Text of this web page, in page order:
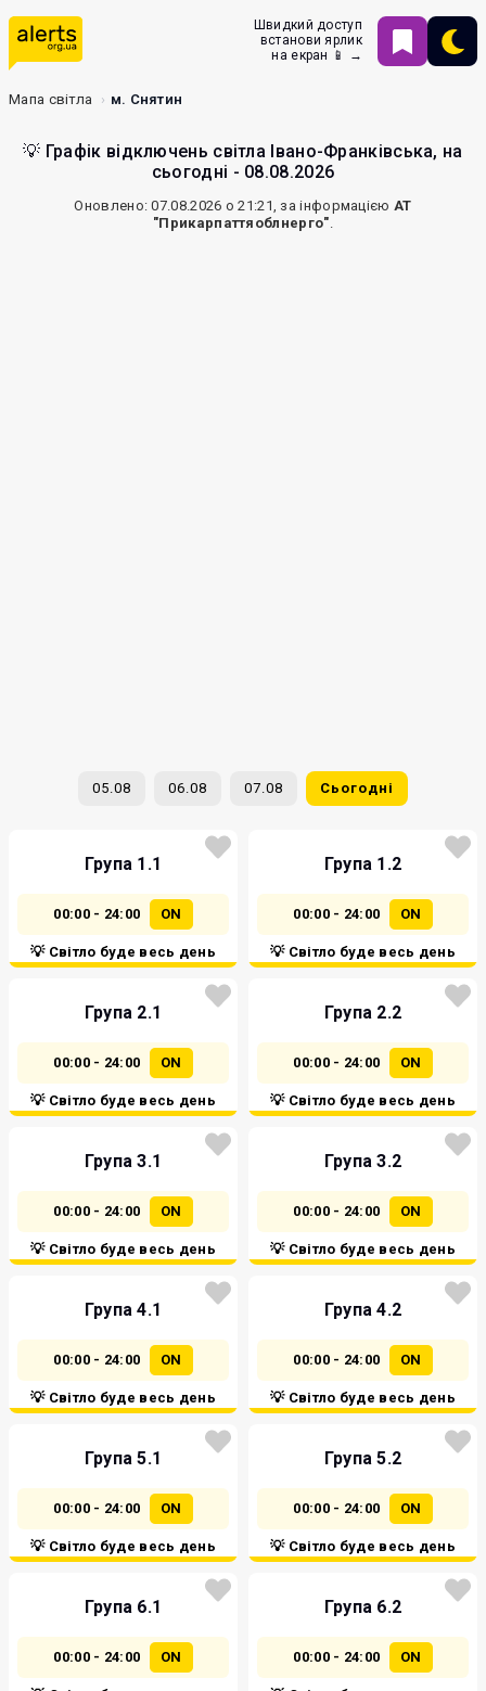
Швидкий доступ
встанови ярлик
на екран 📱 →
Мапа світла м. Снятин
💡 Графік відключень світла Івано-Франківська, на
сьогодні - 08.08.2026
Оновлено: 07.08.2026 о 21:21, за інформацією АТ
"Прикарпаттяоблнерго".
05.08 06.08 07.08 Сьогодні
Група 1.1
00:00 - 24:00 ON
💡 Світло буде весь день
Група 1.2
00:00 - 24:00 ON
💡 Світло буде весь день
Група 2.1
00:00 - 24:00 ON
💡 Світло буде весь день
Група 2.2
00:00 - 24:00 ON
💡 Світло буде весь день
Група 3.1
00:00 - 24:00 ON
💡 Світло буде весь день
Група 3.2
00:00 - 24:00 ON
💡 Світло буде весь день
Група 4.1
00:00 - 24:00 ON
💡 Світло буде весь день
Група 4.2
00:00 - 24:00 ON
💡 Світло буде весь день
Група 5.1
00:00 - 24:00 ON
💡 Світло буде весь день
Група 5.2
00:00 - 24:00 ON
💡 Світло буде весь день
Група 6.1
00:00 - 24:00 ON
Група 6.2
00:00 - 24:00 ON